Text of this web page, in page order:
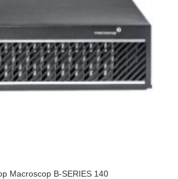
Macroscop B-SERIES 140